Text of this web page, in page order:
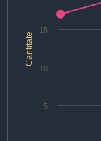
Cantitate
5
10
15